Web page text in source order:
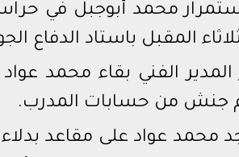
محمد أبوجبل في
المقبل باستاد الدفاع
المدير الفني بقاء محمد
جنش من حسابات المدرب.
محمد عواد على مقاعد